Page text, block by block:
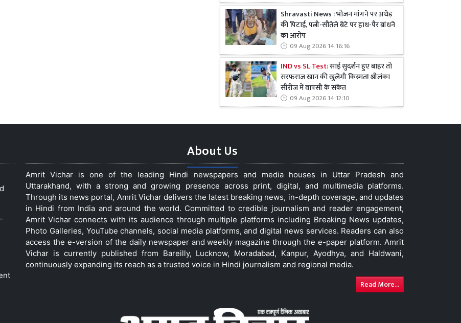
Shravasti News : भोजन मांगने पर अधेड़
की पिटाई, पत्नी-सौतेले बेटे पर हाथ-पैर बांधने
का आरोप
09 Aug 2026 14:16:16
IND vs SL Test:साई सुदर्शन हुए बाहर तो
सरफराज खान की खुलेगी किस्मत! श्रीलंका
सीरीज में वापसी के संकेत
09 Aug 2026 14:12:10
About Us
Amrit Vichar is one of the leading Hindi newspapers and media houses in Uttar Pradesh and
Uttarakhand, with a strong and growing presence across print, digital, and multimedia platforms.
Through its news portal, Amrit Vichar delivers the latest breaking news, in-depth coverage, and updates
in Hindi from India and around the world. Committed to credible journalism and reader engagement,
Amrit Vichar connects with its audience through multiple platforms including Breaking News updates,
Photo Galleries, YouTube channels, social media platforms, and digital news services. Readers can also
access the e-version of the daily newspaper and weekly magazine through the e-paper platform. Amrit
Vichar is currently published from Bareilly, Lucknow, Moradabad, Kanpur, Ayodhya, and Haldwani,
continuously expanding its reach as a trusted voice in Hindi journalism and regional media.
Read More...